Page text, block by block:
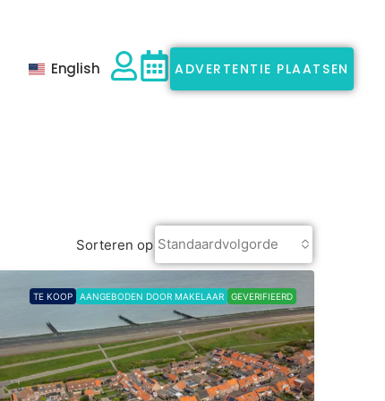
English ADVERTENTIE PLAATSEN
Sorteren op Standaardvolgorde
TE KOOP AANGEBODEN DOOR MAKELAAR GEVERIFIEERD